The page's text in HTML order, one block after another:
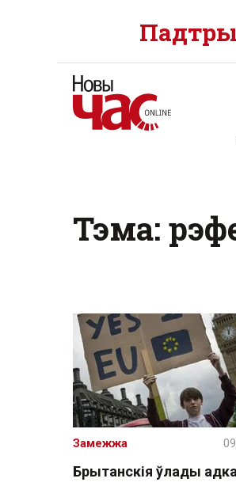
Тэма:
Брытанскія ўлады
Замежжа